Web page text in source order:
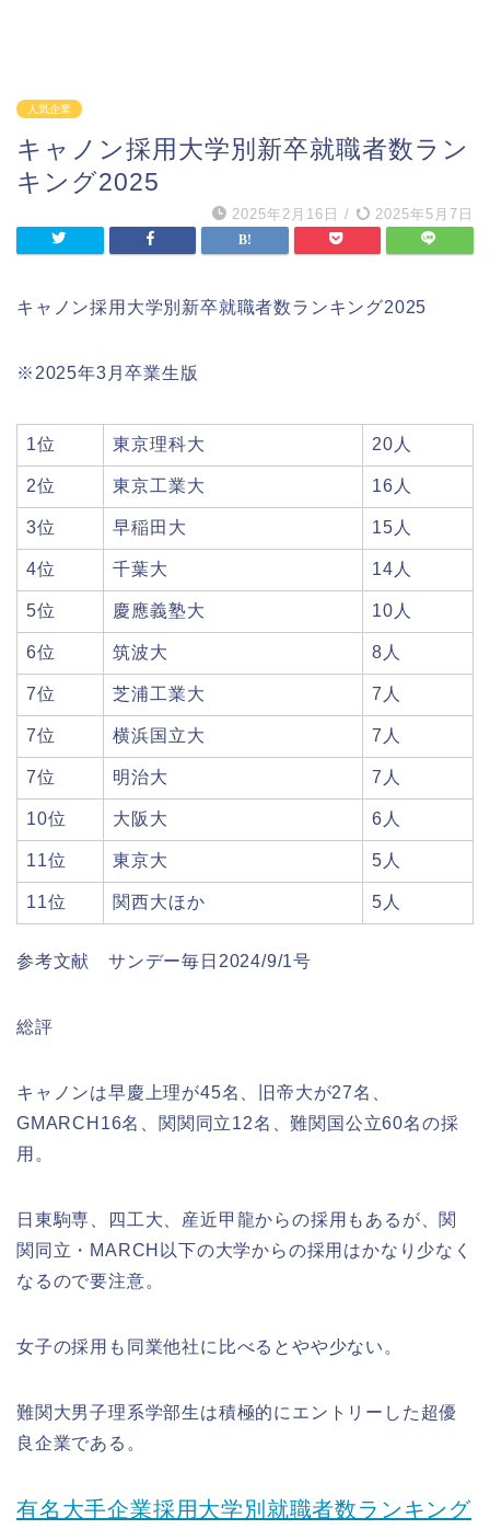
人気企業
キャノン採用大学別新卒就職者数ラン
キング2025
2025年2月16日 / 2025年5月7日
キャノン採用大学別新卒就職者数ランキング2025
※2025年3月卒業生版
1位 東京理科大 20人
2位 東京工業大 16人
3位 早稲田大 15人
4位 千葉大 14人
5位 慶應義塾大 10人
6位 筑波大 8人
7位 芝浦工業大 7人
7位 横浜国立大 7人
7位 明治大 7人
10位 大阪大 6人
11位 東京大 5人
11位 関西大ほか 5人
参考文献 サンデー毎日2024/9/1号
総評
キャノンは早慶上理が45名、旧帝大が27名、
GMARCH16名、関関同立12名、難関国公立60名の採
用。
日東駒専、四工大、産近甲龍からの採用もあるが、関
関同立・MARCH以下の大学からの採用はかなり少なく
なるので要注意。
女子の採用も同業他社に比べるとやや少ない。
難関大男子理系学部生は積極的にエントリーした超優
良企業である。
有名大手企業採用大学別就職者数ランキング